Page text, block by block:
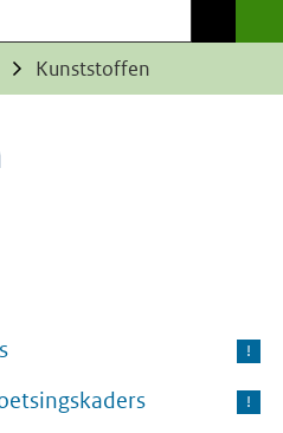
Kunststoffen